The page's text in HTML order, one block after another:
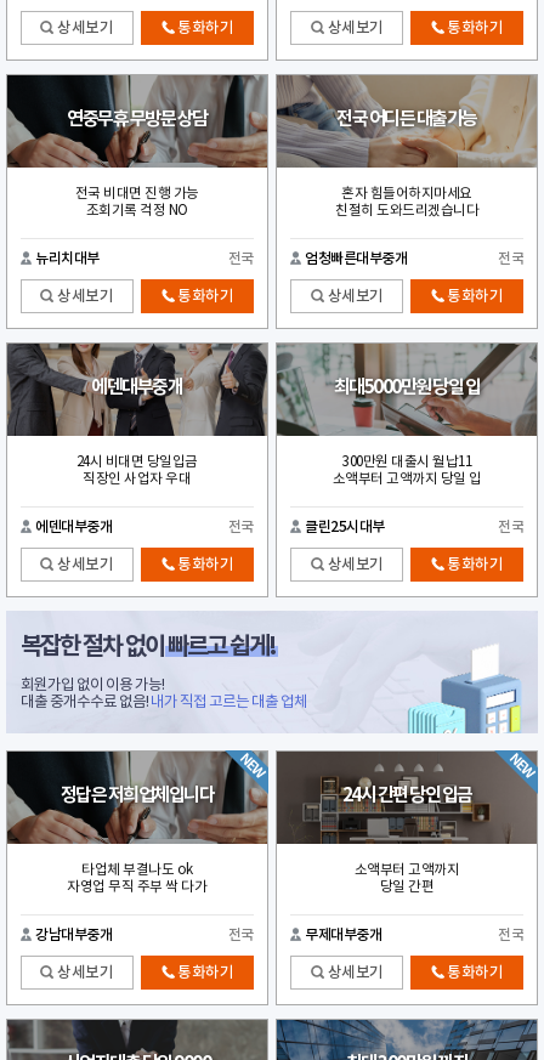
상세보기 통화하기 상세보기 통화하기
연중무휴 무방문 상담
전국 비대면 진행 가능
조회기록 걱정 NO
뉴리치대부 전국
상세보기 통화하기
전국 어디든 대출가능
혼자 힘들어하지마세요
친절히 도와드리겠습니다
엄청빠른대부중개 전국
상세보기 통화하기
에덴대부중개
24시 비대면 당일입금
직장인 사업자 우대
에덴대부중개 전국
상세보기 통화하기
최대5000만원 당일 입
300만원 대출시 월납11
소액부터 고액까지 당일 입
클린25시대부 전국
상세보기 통화하기
복잡한 절차 없이빠르고 쉽게!
회원가입 없이 이용 가능!
대출 중개수수료 없음! 내가 직접 고르는 대출 업체
정답은 저희업체입니다
타업체 부결나도 ok
자영업 무직 주부 싹 다가
강남대부중개 전국
상세보기 통화하기
24시 간편 당인 입금
소액부터 고액까지
당일 간편
무제대부중개 전국
상세보기 통화하기